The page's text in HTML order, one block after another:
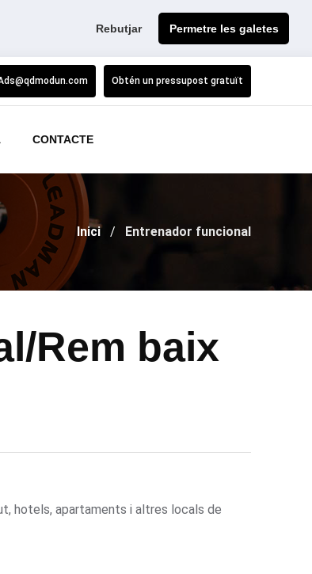
Rebutjar Permetre les galetes
Obtén un pressupost gratuït
CONTACTE
Inici Entrenador funcional
Rem baix
hotels, apartaments i altres locals de